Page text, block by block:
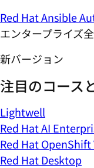
Red Hat Ansible
エンタープライズ
新バージョン
注目のコース
Lightwell
Red Hat AI
Red Hat
Red Hat Desktop